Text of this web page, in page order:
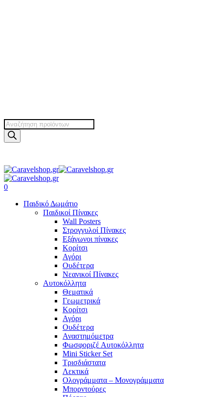
Products
search
search
account
0
Παιδικό Δωμάτιο
Παιδικοί Πίνακες
Wall Posters
Στρογγυλοί Πίνακες
Εξάγωνοι πίνακες
Κορίτσι
Αγόρι
Ουδέτερα
Νεανικοί Πίνακες
Αυτοκόλλητα
Θεματικά
Γεωμετρικά
Κορίτσι
Αγόρι
Ουδέτερα
Αναστημόμετρα
Φωσφοριζέ Αυτοκόλλητα
Mini Sticker Set
Tρισδιάστατα
Λεκτικά
Ολογράμματα – Μονογράμματα
Μπορντούρες